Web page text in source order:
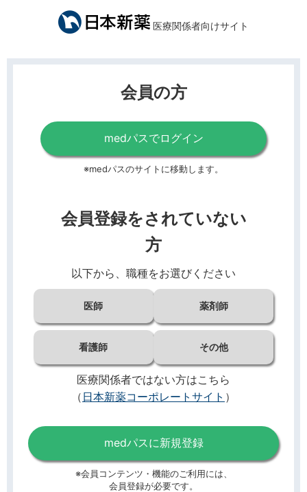
医療関係者向けサイト
会員の方
medパスでログイン
※medパスのサイトに移動します。
会員登録をされていない
方
以下から、職種をお選びください
医師 薬剤師
看護師 その他
医療関係者ではない方はこちら
（ 日本新薬コーポレートサイト ）
medパスに新規登録
※会員コンテンツ・機能のご利用には、
会員登録が必要です。